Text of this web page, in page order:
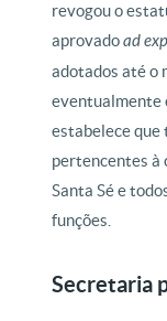
revogou o
aprovadoad
adotados até o
eventualmente
estabelece que
pertencentes à
Santa Sé e
funções.
Secretaria